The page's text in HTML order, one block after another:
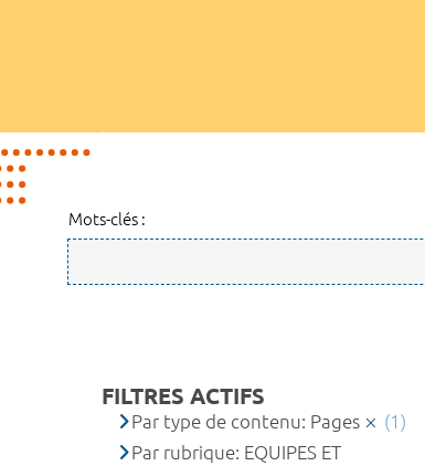
Mots-clés :
FILTRES ACTIFS
Par type de contenu: Pages
(1)
Par rubrique: EQUIPES ET